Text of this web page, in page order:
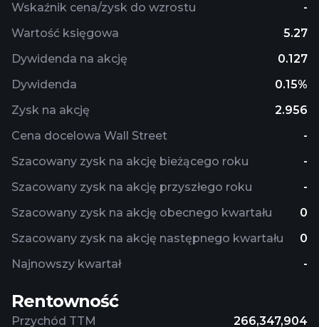
Wskaźnik cena/zysk do wzrostu
-
Wartość księgowa
5.27
Dywidenda na akcję
0.127
Dywidenda
0.15%
Zysk na akcję
2.956
Cena docelowa Wall Street
-
Szacowany zysk na akcję bieżącego roku
-
Szacowany zysk na akcję przyszłego roku
-
Szacowany zysk na akcję obecnego kwartału
0
Szacowany zysk na akcję następnego kwartału
0
Najnowszy kwartał
-
Rentowność
Przychód TTM 266,347,904